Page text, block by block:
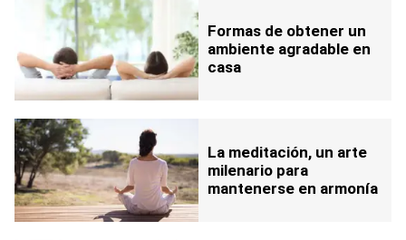
Formas de obtener un
ambiente agradable en
casa
La meditación, un arte
milenario para
mantenerse en armonía